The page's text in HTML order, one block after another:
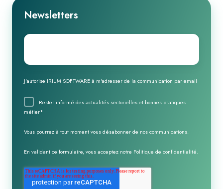
Newsletters
Email
J'autorise IRIUM SOFTWARE à m'adresser de la communication par email
Rester informé des actualités sectorielles et bonnes pratiques
métier*
Vous pourrez à tout moment vous désabonner de nos communications.
En validant ce formulaire, vous acceptez notre Politique de confidentialité.